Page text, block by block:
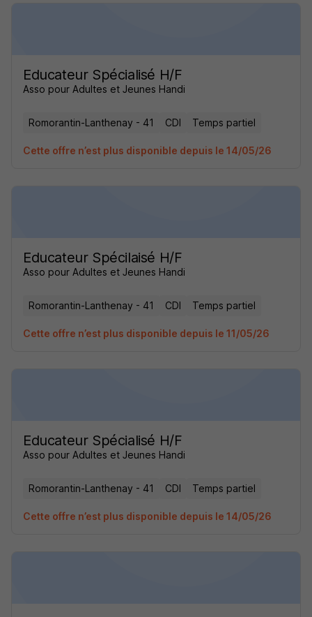
Educateur Spécialisé H/F
Asso pour Adultes et Jeunes Handi
Romorantin-Lanthenay - 41 CDI Temps partiel
Cette offre n’est plus disponible depuis le 14/05/26
Educateur Spécilaisé H/F
Asso pour Adultes et Jeunes Handi
Romorantin-Lanthenay - 41 CDI Temps partiel
Cette offre n’est plus disponible depuis le 11/05/26
Educateur Spécialisé H/F
Asso pour Adultes et Jeunes Handi
Romorantin-Lanthenay - 41 CDI Temps partiel
Cette offre n’est plus disponible depuis le 14/05/26